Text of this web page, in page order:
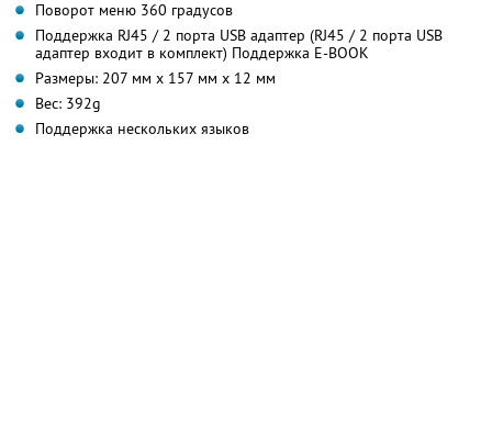
Поворот меню 360 градусов
Поддержка RJ45 / 2 порта USB адаптер (RJ45 / 2 порта USB
адаптер входит в комплект) Поддержка E-BOOK
Размеры: 207 мм х 157 мм х 12 мм
Вес: 392g
Поддержка нескольких языков